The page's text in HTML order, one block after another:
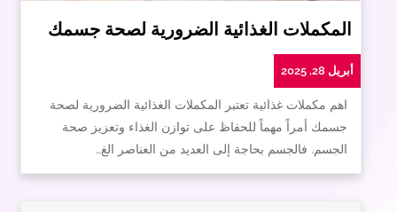
المكملات الغذائية الضرورية لصحة جسمك
أبريل 28, 2025
اهم مكملات غذائية تعتبر المكملات الغذائية الضرورية لصحة
جسمك أمراً مهماً للحفاظ على توازن الغذاء وتعزيز صحة
الجسم. فالجسم بحاجة إلى العديد من العناصر الغ…